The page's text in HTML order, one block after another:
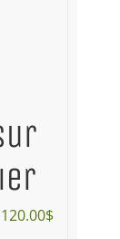
120.00$